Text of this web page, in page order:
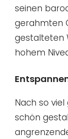
seinen
gerahmten
gestalteten
hohem
Nach so
schön